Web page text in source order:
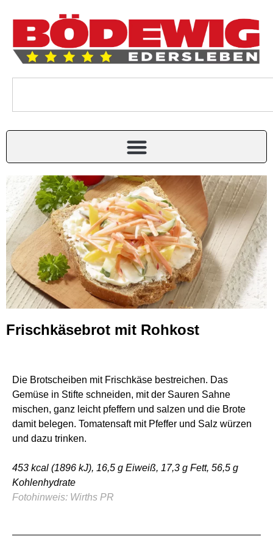
Frischkäsebrot mit Rohkost
Die Brotscheiben mit Frischkäse bestreichen. Das
Gemüse in Stifte schneiden, mit der Sauren Sahne
mischen, ganz leicht pfeffern und salzen und die Brote
damit belegen. Tomatensaft mit Pfeffer und Salz würzen
und dazu trinken.
453 kcal (1896 kJ), 16,5 g Eiweiß, 17,3 g Fett, 56,5 g
Kohlenhydrate
Fotohinweis: Wirths PR